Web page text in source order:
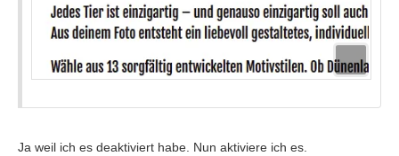
Ja weil ich es deaktiviert habe. Nun aktiviere ich es.